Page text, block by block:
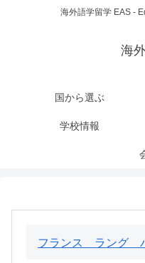
海外語学留学 EAS -
海
国から選ぶ
学校情報
フランス ラング